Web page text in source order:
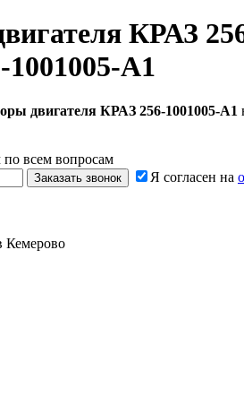
КРАЗ
А1
двигателя КРАЗ 256-1001005-А1
по всем вопросам
Заказать звонок Я согласен на